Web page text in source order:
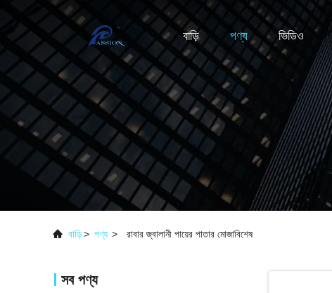
বাড়ি পণ্য ভিডিও
বাড়ি> পণ্য > রাবার জ্বালানী পায়ের পাতার মোজাবিশেষ
সব পণ্য